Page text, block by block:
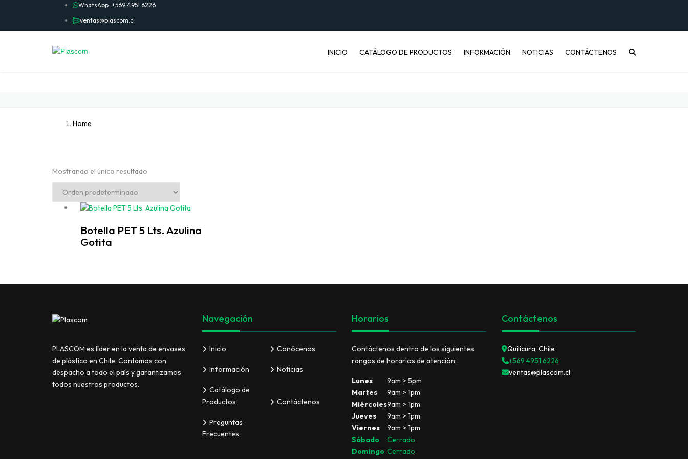
WhatsApp: +569 4951 6226
ventas@plascom.cl
INICIO CATÁLOGO DE PRODUCTOS INFORMACIÓN NOTICIAS CONTÁCTENOS
Home
Mostrando el único resultado
Botella PET 5 Lts. Azulina
Gotita
PLASCOM es líder en la venta de envases
de plástico en Chile. Contamos con
despacho a todo el país y garantizamos
todos nuestros productos.
Navegación
Inicio Conócenos
Información Noticias
Catálogo de
Productos
Contáctenos
Preguntas
Frecuentes
Horarios
Contáctenos dentro de los siguientes
rangos de horarios de atención:
Lunes
9am > 5pm
Martes
9am > 1pm
Miércoles9am > 1pm
Jueves
9am > 1pm
Viernes
9am > 1pm
Sábado
Cerrado
Domingo Cerrado
Contáctenos
Quilicura, Chile
+569 4951 6226
ventas@plascom.cl